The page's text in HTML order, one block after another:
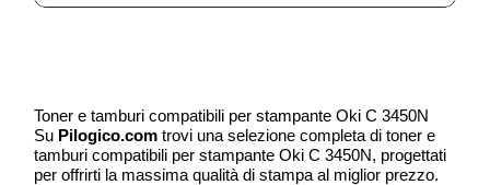
Toner e tamburi compatibili per stampante Oki C 3450N
Su Pilogico.com trovi una selezione completa di toner e
tamburi compatibili per stampante Oki C 3450N, progettati
per offrirti la massima qualità di stampa al miglior prezzo.